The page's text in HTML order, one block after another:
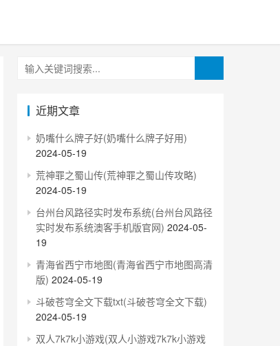
近期文章
奶嘴什么牌子好(奶嘴什么牌子好用)
2024-05-19
荒神罪之蜀山传(荒神罪之蜀山传攻略)
2024-05-19
台州台风路径实时发布系统(台州台风路径
实时发布系统澳客手机版官网) 2024-05-
19
青海省西宁市地图(青海省西宁市地图高清
版) 2024-05-19
斗破苍穹全文下载txt(斗破苍穹全文下载)
2024-05-19
双人7k7k小游戏(双人小游戏7k7k小游戏